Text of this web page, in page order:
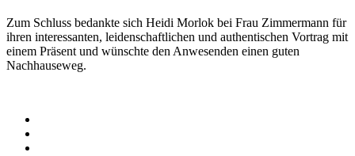
Zum Schluss bedankte sich Heidi Morlok bei Frau Zimmermann für
ihren interessanten, leidenschaftlichen und authentischen Vortrag mit
einem Präsent und wünschte den Anwesenden einen guten
Nachhauseweg.